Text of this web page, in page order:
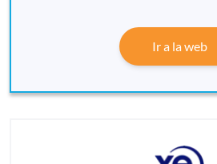
Ir a la web